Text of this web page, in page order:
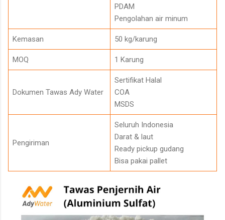
PDAM
Pengolahan air minum
Kemasan 50 kg/karung
MOQ 1 Karung
Dokumen Tawas Ady Water
Sertifikat Halal
COA
MSDS
Pengiriman
Seluruh Indonesia
Darat & laut
Ready pickup gudang
Bisa pakai pallet